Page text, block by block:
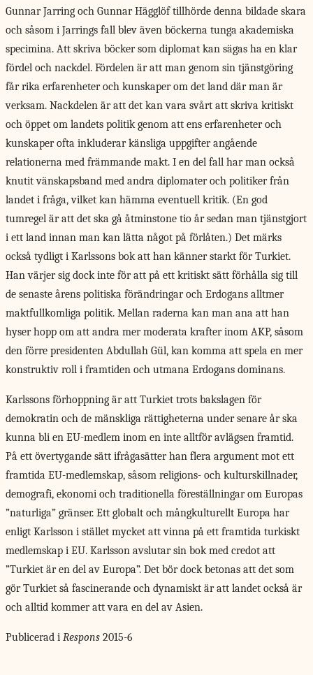
Gunnar Jarring och Gunnar Hägglöf tillhörde denna bildade skara
och såsom i Jarrings fall blev även böckerna tunga akademiska
specimina. Att skriva böcker som diplomat kan sägas ha en klar
fördel och nackdel. Fördelen är att man genom sin tjänstgöring
får rika erfarenheter och kunskaper om det land där man är
verksam. Nackdelen är att det kan vara svårt att skriva kritiskt
och öppet om landets politik genom att ens erfarenheter och
kunskaper ofta inkluderar känsliga uppgifter angående
relationerna med främmande makt. I en del fall har man också
knutit vänskapsband med andra diplomater och politiker från
landet i fråga, vilket kan hämma eventuell kritik. (En god
tumregel är att det ska gå åtminstone tio år sedan man tjänstgjort
i ett land innan man kan lätta något på förlåten.) Det märks
också tydligt i Karlssons bok att han känner starkt för Turkiet.
Han värjer sig dock inte för att på ett kritiskt sätt förhålla sig till
de senaste årens politiska förändringar och Erdogans alltmer
maktfullkomliga politik. Mellan raderna kan man ana att han
hyser hopp om att andra mer moderata krafter inom AKP, såsom
den förre presidenten Abdullah Gül, kan komma att spela en mer
konstruktiv roll i framtiden och utmana Erdogans dominans.
Karlssons förhoppning äratt Turkiet trots bakslagen för
demokratin och de mänskliga rättigheterna under senare år ska
kunna bli en EU-medlem inom en inte alltför avlägsen framtid.
På ett övertygande sätt ifrågasätter han flera argument mot ett
framtida EU-medlemskap, såsom religions- och kulturskillnader,
demografi, ekonomi och traditionella föreställningar om Europas
”naturliga” gränser. Ett globalt och mångkulturellt Europa har
enligt Karlsson i stället mycket att vinna på ett framtida turkiskt
medlemskap i EU. Karlsson avslutar sin bok med credot att
”Turkiet är en del av Europa”. Det bör dock betonas att det som
gör Turkiet så fascinerande och dynamiskt är att landet också är
och alltid kommer att vara en del av Asien.
Publicerad i Respons 2015-6